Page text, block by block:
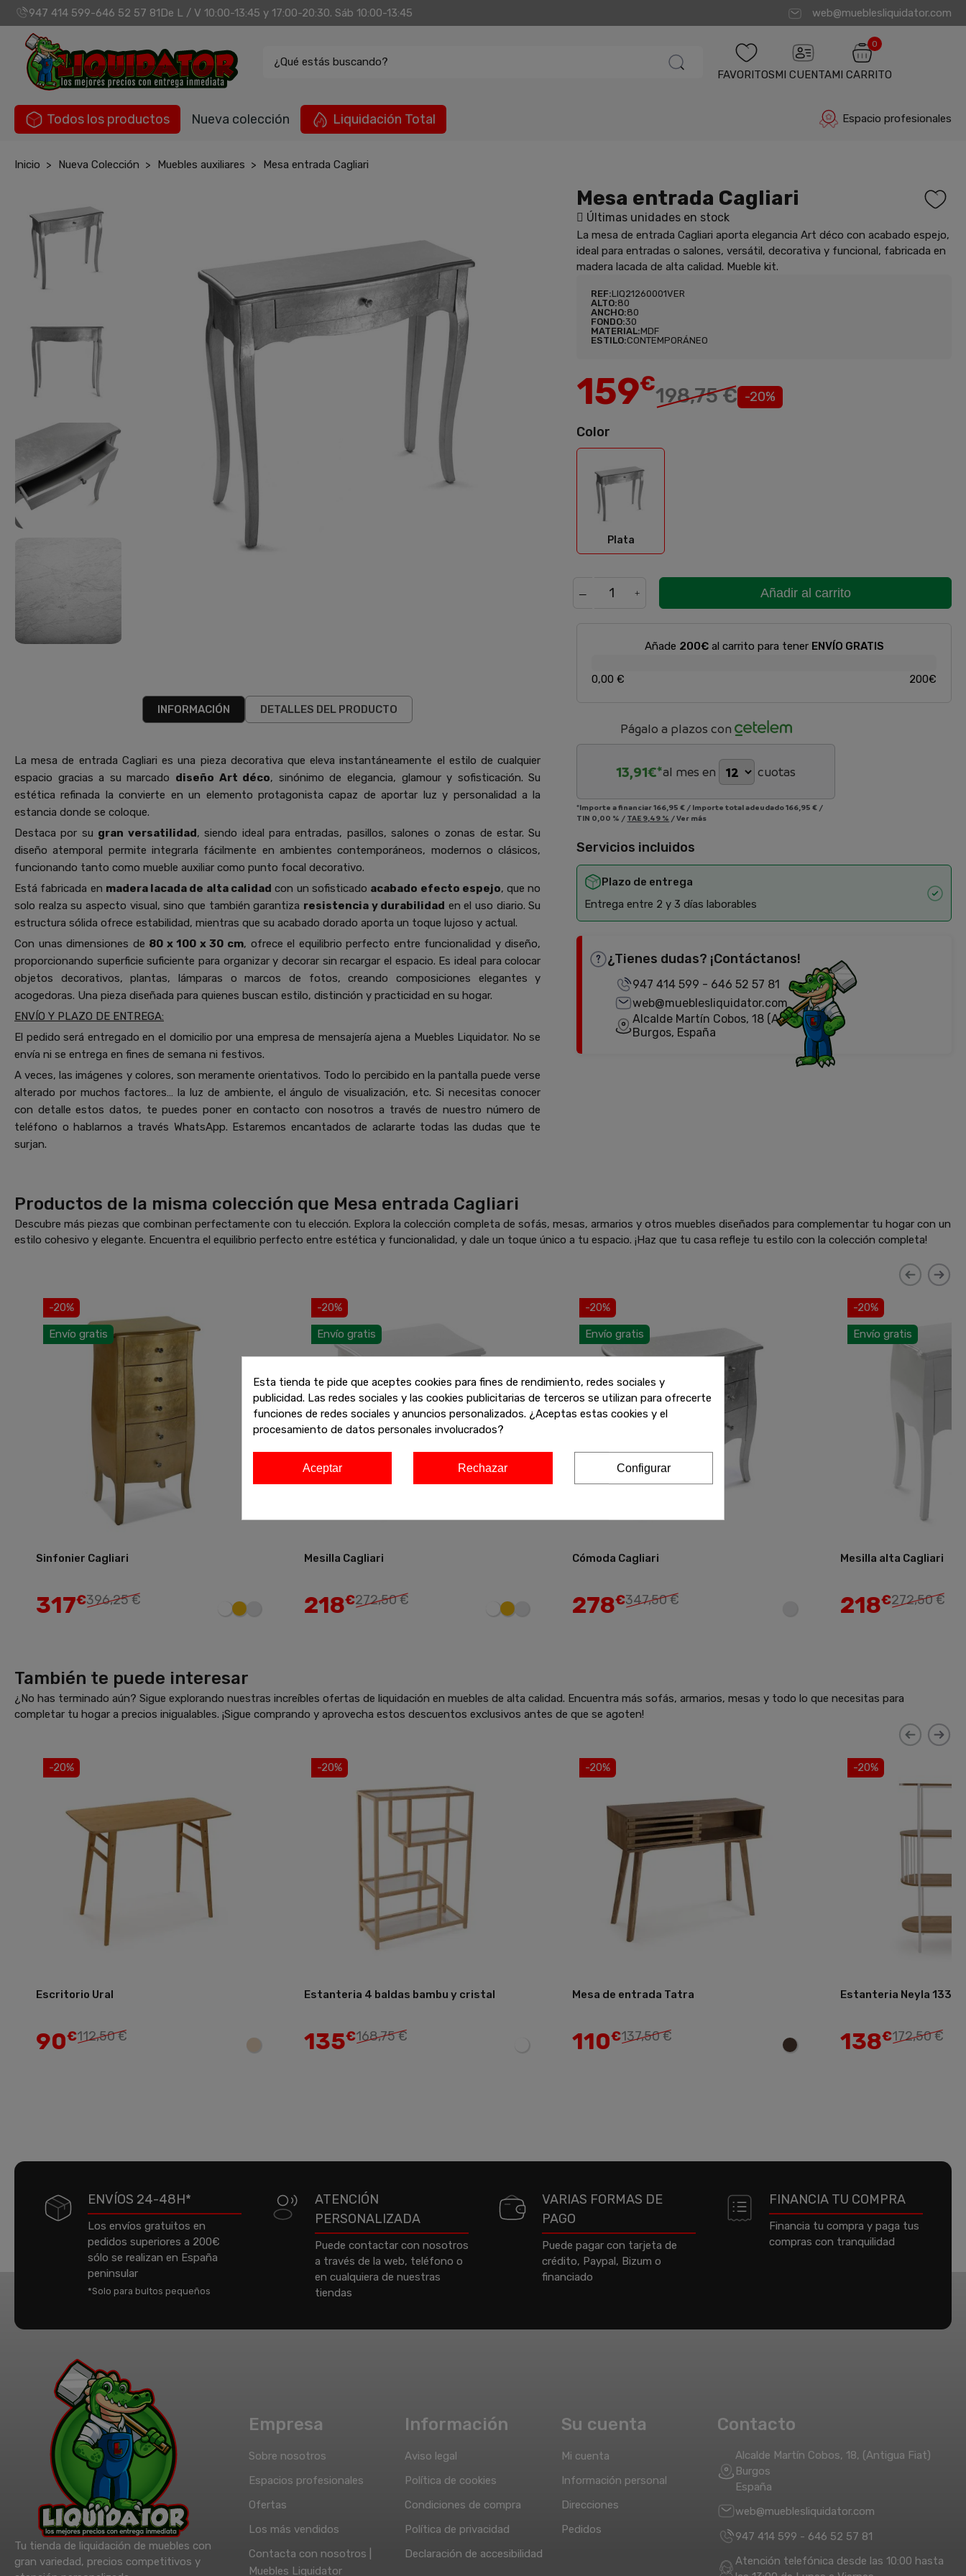
947 414 599-646 52 57 81De L / V 10:00-13:45 y 17:00-20:30. Sáb 10:00-13:45 web@mueblesliquidator.com
¿Qué estás buscando?
FAVORITOSMI CUENTA
0
MI CARRITO
Todos los productos Nueva colección Liquidación Total Espacio profesionales
Inicio Nueva Colección Muebles auxiliares Mesa entrada Cagliari
INFORMACIÓN DETALLES DEL PRODUCTO
La mesa de entrada Cagliari es una pieza decorativa que eleva instantáneamente el estilo de cualquier
espacio gracias a su marcado diseño Art déco, sinónimo de elegancia, glamour y sofisticación. Su
estética refinada la convierte en un elemento protagonista capaz de aportar luz y personalidad a la
estancia donde se coloque.
Destaca por su gran versatilidad, siendo ideal para entradas, pasillos, salones o zonas de estar. Su
diseño atemporal permite integrarla fácilmente en ambientes contemporáneos, modernos o clásicos,
funcionando tanto como mueble auxiliar como punto focal decorativo.
Está fabricada en madera lacada de alta calidad con un sofisticado acabado efecto espejo, que no
solo realza su aspecto visual, sino que también garantiza resistencia y durabilidad en el uso diario. Su
estructura sólida ofrece estabilidad, mientras que su acabado dorado aporta un toque lujoso y actual.
Con unas dimensiones de 80 x 100 x 30 cm, ofrece el equilibrio perfecto entre funcionalidad y diseño,
proporcionando superficie suficiente para organizar y decorar sin recargar el espacio. Es ideal para colocar
objetos decorativos, plantas, lámparas o marcos de fotos, creando composiciones elegantes y
acogedoras. Una pieza diseñada para quienes buscan estilo, distinción y practicidad en su hogar.
ENVÍO Y PLAZO DE ENTREGA:
El pedido será entregado en el domicilio por una empresa de mensajería ajena a Muebles Liquidator. No se
envía ni se entrega en fines de semana ni festivos.
A veces, las imágenes y colores, son meramente orientativos. Todo lo percibido en la pantalla puede verse
alterado por muchos factores… la luz de ambiente, el ángulo de visualización, etc. Si necesitas conocer
con detalle estos datos, te puedes poner en contacto con nosotros a través de nuestro número de
teléfono o hablarnos a través WhatsApp. Estaremos encantados de aclararte todas las dudas que te
surjan.
Mesa entrada Cagliari
Últimas unidades en stock
La mesa de entrada Cagliari aporta elegancia Art déco con acabado espejo,
ideal para entradas o salones, versátil, decorativa y funcional, fabricada en
madera lacada de alta calidad. Mueble kit.
REF:LIQ21260001VER
ALTO:80
ANCHO:80
FONDO:30
MATERIAL:MDF
ESTILO:CONTEMPORÁNEO
159€
198,75 € -20%
Color
Plata
Plata
Añadir al carrito
Añade 200€al carrito para tener ENVÍO GRATIS
0,00 € 200€
Págalo a plazos con
13,91€*al mes en cuotas
*Importe a financiar166,95 € / Importe total adeudado166,95 € /
TIN 0,00 % / TAE 9,49 % /Ver más
Servicios incluidos
Plazo de entrega
Entrega entre 2 y 3 días laborables
¿Tienes dudas? ¡Contáctanos!
947 414 599 - 646 52 57 81
web@mueblesliquidator.com
Alcalde Martín Cobos, 18 (Antigua Fiat)
Burgos, España
Productos de la misma colección que Mesa entrada Cagliari
Descubre más piezas que combinan perfectamente con tu elección. Explora la colección completa de sofás, mesas, armarios y otros muebles diseñados para complementar tu hogar con un
estilo cohesivo y elegante. Encuentra el equilibrio perfecto entre estética y funcionalidad, y dale un toque único a tu espacio. ¡Haz que tu casa refleje tu estilo con la colección completa!
Sinfonier Cagliari
317€396,25 €
-20%
Envío gratis
Mesilla Cagliari
218€272,50 €
-20%
Envío gratis
Cómoda Cagliari
278€347,50 €
-20%
Envío gratis
Mesilla alta Cagliari
218€272,50 €
-20%
Envío gratis
También te puede interesar
¿No has terminado aún? Sigue explorando nuestras increíbles ofertas de liquidación en muebles de alta calidad. Encuentra más sofás, armarios, mesas y todo lo que necesitas para
completar tu hogar a precios inigualables. ¡Sigue comprando y aprovecha estos descuentos exclusivos antes de que se agoten!
Escritorio Ural
90€112,50 €
-20%
Estanteria 4 baldas bambu y cristal
135€168,75 €
-20%
Mesa de entrada Tatra
110€137,50 €
-20%
Estanteria Neyla 133
138€172,50 €
-20%
ENVÍOS 24-48H*
Los envíos gratuitos en
pedidos superiores a 200€
sólo se realizan en España
peninsular
*Solo para bultos pequeños
ATENCIÓN
PERSONALIZADA
Puede contactar con nosotros
a través de la web, teléfono o
en cualquiera de nuestras
tiendas
VARIAS FORMAS DE
PAGO
Puede pagar con tarjeta de
crédito, Paypal, Bizum o
financiado
FINANCIA TU COMPRA
Financia tu compra y paga tus
compras con tranquilidad
Tu tienda de liquidación de muebles con
gran variedad, precios competitivos y
Empresa
Sobre nosotros
Espacios profesionales
Ofertas
Los más vendidos
Contacta con nosotros |
Muebles Liquidator
Información
Aviso legal
Política de cookies
Condiciones de compra
Política de privacidad
Declaración de accesibilidad
Su cuenta
Mi cuenta
Información personal
Direcciones
Pedidos
Contacto
Alcalde Martín Cobos, 18, (Antigua Fiat)
Burgos
España
web@mueblesliquidator.com
947 414 599 - 646 52 57 81
Atención telefónica desde las 10:00 hasta
Esta tienda te pide que aceptes cookies para fines de rendimiento, redes sociales y
publicidad. Las redes sociales y las cookies publicitarias de terceros se utilizan para ofrecerte
funciones de redes sociales y anuncios personalizados. ¿Aceptas estas cookies y el
procesamiento de datos personales involucrados?
Aceptar Rechazar Configurar